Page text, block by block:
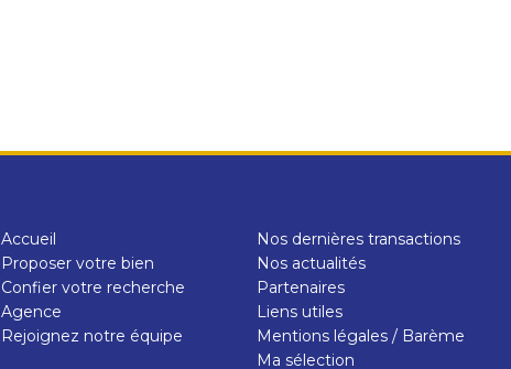
Accueil
Proposer votre bien
Confier votre recherche
Agence
Rejoignez notre équipe
Nos dernières transactions
Nos actualités
Partenaires
Liens utiles
Mentions légales / Barème
Ma sélection